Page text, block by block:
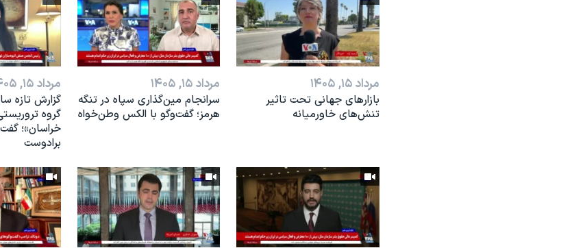
720p
مرداد ۱۵, ۱۴۰۵
بازارهای جهانی تحت تاثیر
تنش‌های خاورمیانه
مرداد ۱۵, ۱۴۰۵
سرانجام مین‌گذاری‌ سپاه در تنگه
هرمز؛ گفت‌وگو با الکس وطن‌خواه
مرداد ۱۵, ۱۴۰۵
گزارش تازه
گروه
خراسان»؛
برادوست